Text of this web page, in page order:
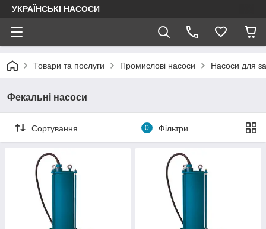
УКРАЇНСЬКІ НАСОСИ
Товари та послуги Промислові насоси Насоси для
Фекальні насоси
Сортування 0 Фільтри